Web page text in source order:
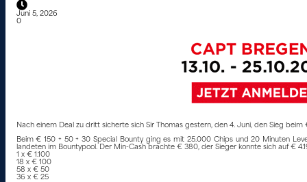
Juni 5, 2026
0
Nach einem Deal zu dritt sicherte sich Sir Thomas gestern, den 4. Juni, den Sieg
Beim € 150 + 50 + 30 Special Bounty ging es mit 25.000 Chips und 20 Minuten
landeten im Bountypool. Der Min-Cash brachte € 380, der Sieger konnte sich auf €
1 x € 1.100
18 x € 100
58 x € 50
36 x € 25